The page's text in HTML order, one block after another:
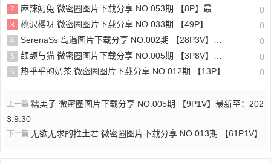
2 麻辣奶兔 微密圈图片下载分享 NO.053期 【8P】最新至：2023.11.18 0
3 桃沢樱呀 微密圈图片下载分享 NO.033期 【49P】 0
4 SerenaSs 岛遇图片下载分享 NO.002期 【28P3V】最新至：2025.6.19 0
5 颉颉与猫 微密圈图片下载分享 NO.005期 【3P8V】最新至：2023.11.20 0
6 热乎乎的奶茶 微密圈图片下载分享 NO.012期 【13P】 0
上一篇 糯美子 微密圈图片下载分享 NO.005期 【9P1V】最新至：202
3.9.30
下一篇 无欲无求的推土君 微密圈图片下载分享 NO.013期 【61P1V】